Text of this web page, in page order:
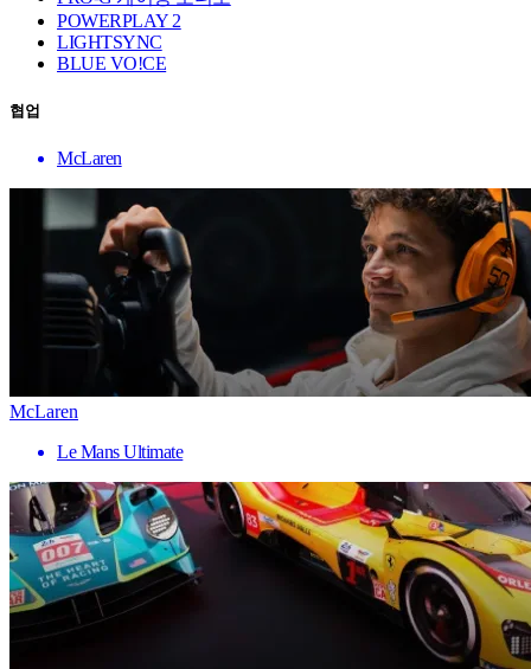
POWERPLAY 2
LIGHTSYNC
BLUE VO!CE
협업
McLaren
McLaren
Le Mans Ultimate